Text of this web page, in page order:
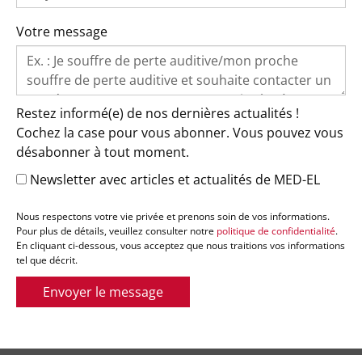
Votre message
Restez informé(e) de nos dernières actualités !
Cochez la case pour vous abonner. Vous pouvez vous
désabonner à tout moment.
Newsletter avec articles et actualités de MED-EL
Nous respectons votre vie privée et prenons soin de vos informations.
Pour plus de détails, veuillez consulter notre politique de confidentialité.
En cliquant ci-dessous, vous acceptez que nous traitions vos informations
tel que décrit.
Envoyer le message